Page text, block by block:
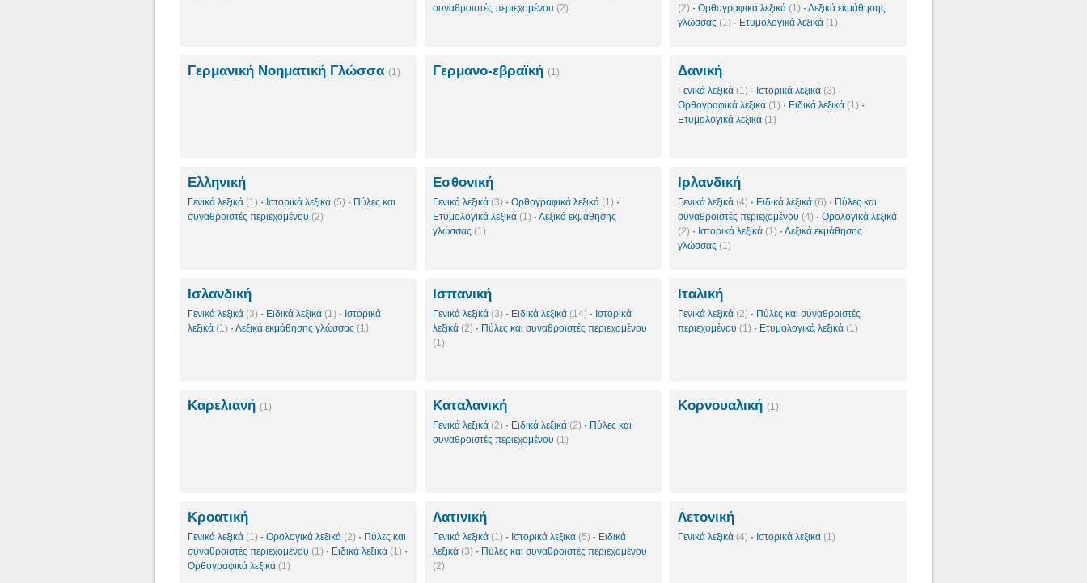
συναθροιστές περιεχομένου (2)
(2) · Ορθογραφικά λεξικά (1) · Λεξικά εκμάθησης
γλώσσας (1) · Ετυμολογικά λεξικά (1)
Γερμανική Νοηματική Γλώσσα (1) Γερμανο-εβραϊκή (1) Δανική
Γενικά λεξικά (1) · Ιστορικά λεξικά (3) ·
Ορθογραφικά λεξικά (1) · Ειδικά λεξικά (1) ·
Ετυμολογικά λεξικά (1)
Ελληνική
Γενικά λεξικά (1) · Ιστορικά λεξικά (5) · Πύλες και
συναθροιστές περιεχομένου (2)
Εσθονική
Γενικά λεξικά (3) · Ορθογραφικά λεξικά (1) ·
Ετυμολογικά λεξικά (1) · Λεξικά εκμάθησης
γλώσσας (1)
Ιρλανδική
Γενικά λεξικά (4) · Ειδικά λεξικά (6) · Πύλες και
συναθροιστές περιεχομένου (4) · Ορολογικά λεξικά
(2) · Ιστορικά λεξικά (1) · Λεξικά εκμάθησης
γλώσσας (1)
Ισλανδική
Γενικά λεξικά (3) · Ειδικά λεξικά (1) · Ιστορικά
λεξικά (1) · Λεξικά εκμάθησης γλώσσας (1)
Ισπανική
Γενικά λεξικά (3) · Ειδικά λεξικά (14) · Ιστορικά
λεξικά (2) · Πύλες και συναθροιστές περιεχομένου
(1)
Ιταλική
Γενικά λεξικά (2) · Πύλες και συναθροιστές
περιεχομένου (1) · Ετυμολογικά λεξικά (1)
Καρελιανή (1) Καταλανική
Γενικά λεξικά (2) · Ειδικά λεξικά (2) · Πύλες και
συναθροιστές περιεχομένου (1)
Κορνουαλική (1)
Κροατική
Γενικά λεξικά (1) · Ορολογικά λεξικά (2) · Πύλες και
συναθροιστές περιεχομένου (1) · Ειδικά λεξικά (1) ·
Ορθογραφικά λεξικά (1)
Λατινική
Γενικά λεξικά (1) · Ιστορικά λεξικά (5) · Ειδικά
λεξικά (3) · Πύλες και συναθροιστές περιεχομένου
(2)
Λετονική
Γενικά λεξικά (4) · Ιστορικά λεξικά (1)